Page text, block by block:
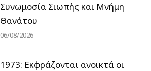
Συνωμοσία Σιωπής και Μνήμη
Θανάτου
06/08/2026
1973: Εκφράζονται ανοικτά οι